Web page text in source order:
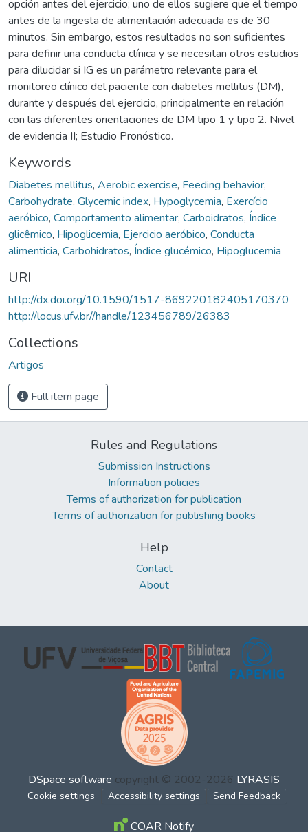
opción antes del ejercicio; uno de ellos sugiere que el tiempo
antes de la ingesta de alimentación adecuada es de 30
minutos. Sin embargo, estos resultados no son suficientes
para definir una conducta clínica y se necesitan otros estudios
para dilucidar si IG es un parámetro relevante para el
monitoreo clínico del paciente con diabetes mellitus (DM),
durante y después del ejercicio, principalmente en relación
con las diferentes orientaciones de DM tipo 1 y tipo 2. Nivel
de evidencia II; Estudio Pronóstico.
Keywords
Diabetes mellitus, Aerobic exercise, Feeding behavior,
Carbohydrate, Glycemic index, Hypoglycemia, Exercício
aeróbico, Comportamento alimentar, Carboidratos, Índice
glicêmico, Hipoglicemia, Ejercicio aeróbico, Conducta
alimenticia, Carbohidratos, Índice glucémico, Hipoglucemia
URI
http://dx.doi.org/10.1590/1517-869220182405170370
http://locus.ufv.br//handle/123456789/26383
Collections
Artigos
Full item page
Rules and Regulations
Submission Instructions
Information policies
Terms of authorization for publication
Terms of authorization for publishing books
Help
Contact
About
DSpace software copyright © 2002-2026 LYRASIS
Cookie settings Accessibility settings Send Feedback
COAR Notify